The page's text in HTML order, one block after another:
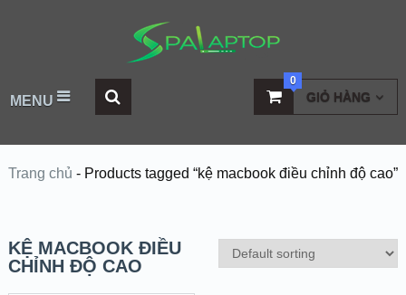
MENU GIỎ HÀNG
0
Trang chủ - Products tagged “kệ macbook điều chỉnh độ cao”
KỆ MACBOOK ĐIỀU
CHỈNH ĐỘ CAO